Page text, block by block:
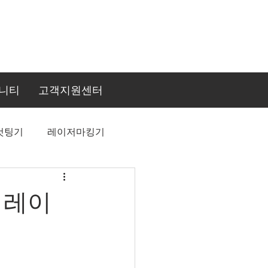
티 고객지원센터
팅기 레이저마킹기
이